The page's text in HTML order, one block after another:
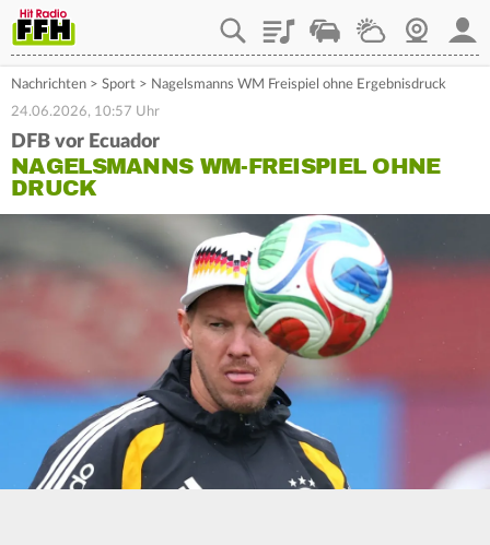
PlaylistStaupilotWetterWebcam
Nachrichten > Sport > Nagelsmanns WM Freispiel ohne Ergebnisdruck
24.06.2026, 10:57 Uhr
DFB vor Ecuador
NAGELSMANNS WM-FREISPIEL OHNE
DRUCK